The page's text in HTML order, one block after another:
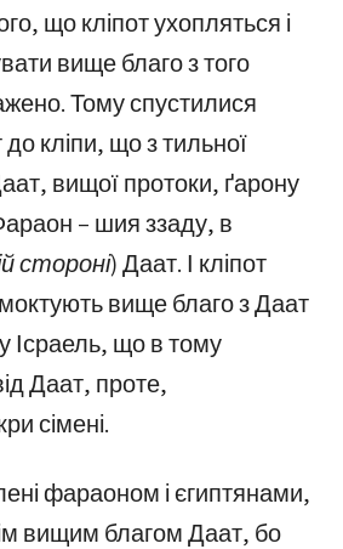
що кліпот ухопляться і
вище благо з того
Тому спустилися
кліпи, що з тильної
вищої протоки, ґарону
– шия ззаду, в
стороні)Даат. І кліпот
вище благо з Даат
Ісраель, що в тому
Даат, проте,
сімені.
фараоном і єгиптянами,
вищим благом Даат, бо